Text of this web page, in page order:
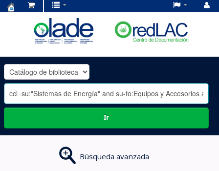
OLADE
-
Ir
Búsqueda avanzada